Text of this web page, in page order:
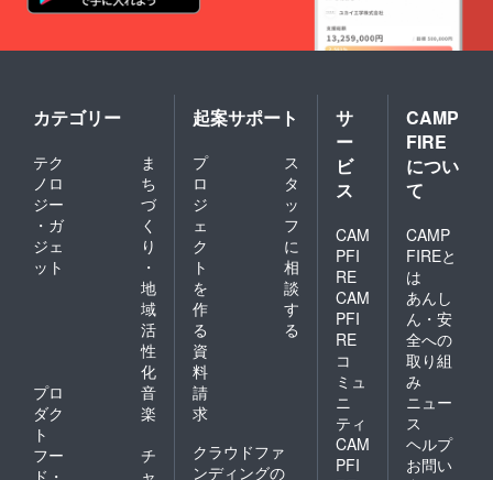
カテゴリー
テク
ノロ
ジー
・ガ
ジェ
ット
ま
ち
づ
く
り
・
地
域
活
性
化
プロ
ダク
ト
音
楽
フー
チ
起案サポート
プ
ロ
ジ
ェ
ク
ト
を
作
る
ス
タ
ッ
フ
に
相
談
す
る
資
料
請
求
クラウドファ
ンディングの
サ
ー
ビ
ス
CAM
PFI
RE
CAM
PFI
RE
コ
ミュ
ニ
ティ
CAM
PFI
CAMP
FIRE
につい
て
CAMP
FIREと
は
あんし
ん・安
全への
取り組
み
ニュー
ス
ヘルプ
お問い